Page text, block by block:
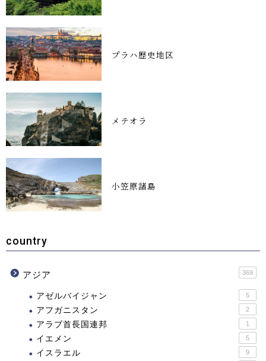
プラハ歴史地区
メテオラ
小笠原諸島
country
アジア 369
アゼルバイジャン 5
アフガニスタン 2
アラブ首長国連邦 1
イエメン 5
イスラエル 9